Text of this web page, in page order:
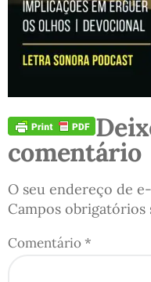
comentário
O seu endereço de
Campos obrigatórios
Comentário*